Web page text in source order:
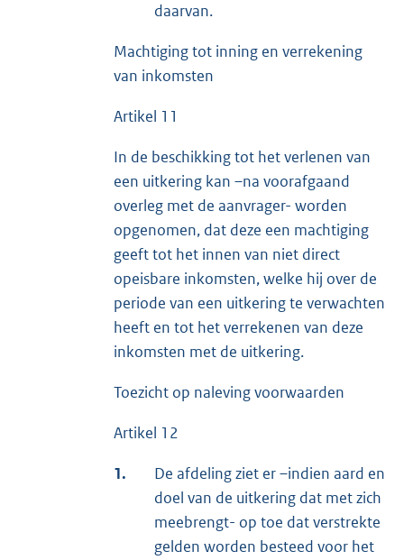
daarvan.
Machtiging tot inning en verrekening
van inkomsten
Artikel 11
In de beschikking tot het verlenen van
een uitkering kan –na voorafgaand
overleg met de aanvrager- worden
opgenomen, dat deze een machtiging
geeft tot het innen van niet direct
opeisbare inkomsten, welke hij over de
periode van een uitkering te verwachten
heeft en tot het verrekenen van deze
inkomsten met de uitkering.
Toezicht op naleving voorwaarden
Artikel 12
1.
De afdeling ziet er –indien aard en
doel van de uitkering dat met zich
meebrengt- op toe dat verstrekte
gelden worden besteed voor het